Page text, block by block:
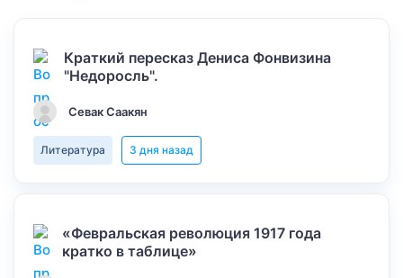
Краткий пересказ Дениса Фонвизина
"Недоросль".
Севак Саакян
Литература 3 дня назад
«Февральская революция 1917 года
кратко в таблице»